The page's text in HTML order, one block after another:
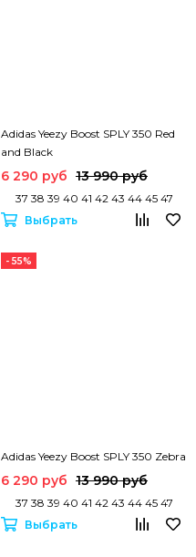
Adidas Yeezy Boost SPLY 350 Red
and Black
6 290 руб 13 990 руб
37 38 39 40 41 42 43 44 45 47
Выбрать
- 55%
Adidas Yeezy Boost SPLY 350 Zebra
6 290 руб 13 990 руб
37 38 39 40 41 42 43 44 45 47
Выбрать